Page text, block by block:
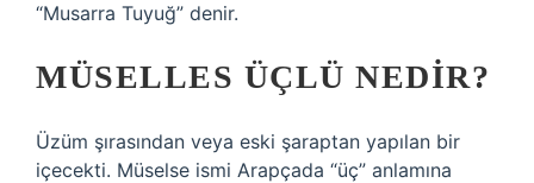
“Musarra Tuyuğ” denir.
MÜSELLES ÜÇLÜ NEDIR?
Üzüm şırasından veya eski şaraptan yapılan bir
içecekti. Müselse ismi Arapçada “üç” anlamına